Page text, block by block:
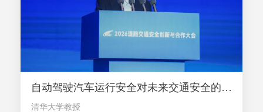
自动驾驶汽车运行安全对未来交通安全的重大影响-李骏
清华大学教授